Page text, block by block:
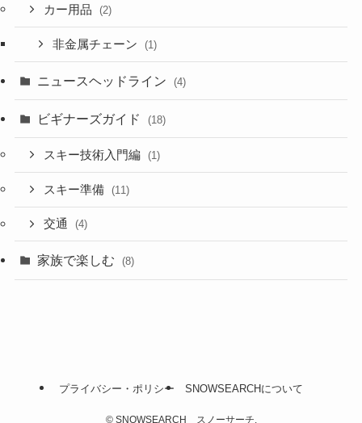
カー用品 (2)
非金属チェーン (1)
ニュースヘッドライン (4)
ビギナーズガイド (18)
スキー技術入門編 (1)
スキー準備 (11)
交通 (4)
家族で楽しむ (8)
プライバシー・ポリシー SNOWSEARCHについて
©SNOWSEARCH スノーサーチ.